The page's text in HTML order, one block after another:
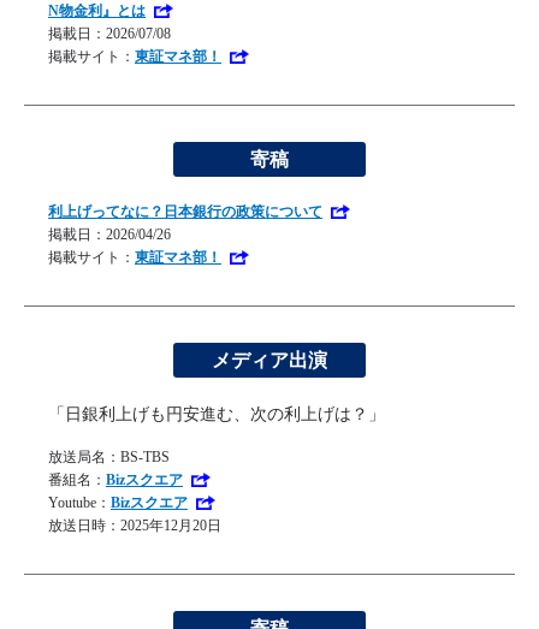
N物金利』とは
掲載日：2026/07/08
掲載サイト： 東証マネ部！
寄稿
利上げってなに？日本銀行の政策について
掲載日：2026/04/26
掲載サイト： 東証マネ部！
メディア出演
「日銀利上げも円安進む、次の利上げは？」
放送局名：BS-TBS
番組名： Bizスクエア
Youtube： Bizスクエア
放送日時：2025年12月20日